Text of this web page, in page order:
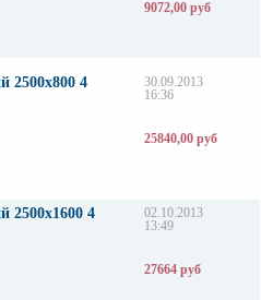
9072,00 руб
2500х800 4
30.09.2013
16:36
25840,00 руб
2500х1600 4
02.10.2013
13:49
27664 руб